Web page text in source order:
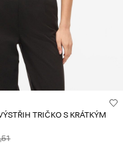
TRIČKO S KRÁTKÝM